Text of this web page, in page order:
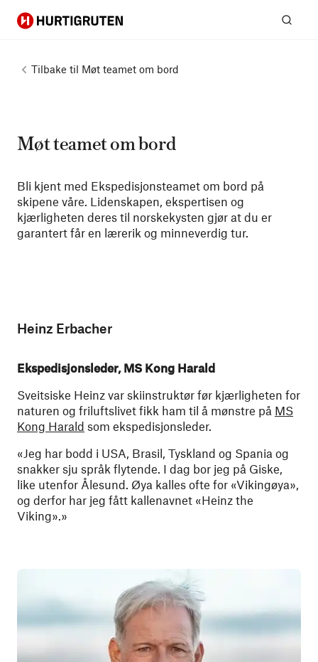
Hurtigruten
Tilbake til Møt teamet om bord
Møt teamet om bord
Bli kjent med Ekspedisjonsteamet om bord på
skipene våre. Lidenskapen, ekspertisen og
kjærligheten deres til norskekysten gjør at du er
garantert får en lærerik og minneverdig tur.
Heinz Erbacher
Ekspedisjonsleder, MS Kong Harald
Sveitsiske Heinz var skiinstruktør før kjærligheten for
naturen og friluftslivet fikk ham til å mønstre på MS
Kong Harald som ekspedisjonsleder.
«Jeg har bodd i USA, Brasil, Tyskland og Spania og
snakker sju språk flytende. I dag bor jeg på Giske,
like utenfor Ålesund. Øya kalles ofte for «Vikingøya»,
og derfor har jeg fått kallenavnet «Heinz the
Viking».»